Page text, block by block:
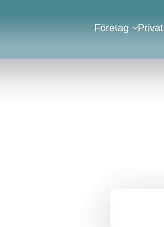
Företag Privat